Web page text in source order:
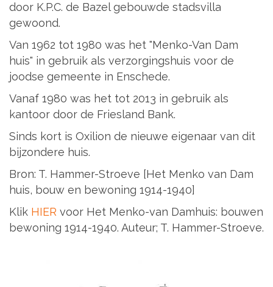
door K.P.C. de Bazel gebouwde stadsvilla
gewoond.
Van 1962 tot 1980 was het "Menko-Van Dam
huis" in gebruik als verzorgingshuis voor de
joodse gemeente in Enschede.
Vanaf 1980 was het tot 2013 in gebruik als
kantoor door de Friesland Bank.
Sinds kort is Oxilion de nieuwe eigenaar van dit
bijzondere huis.
Bron: T. Hammer-Stroeve [Het Menko van Dam
huis, bouw en bewoning 1914-1940]
Klik HIER voor Het Menko-van Damhuis: bouwen
bewoning 1914-1940. Auteur; T. Hammer-Stroeve.